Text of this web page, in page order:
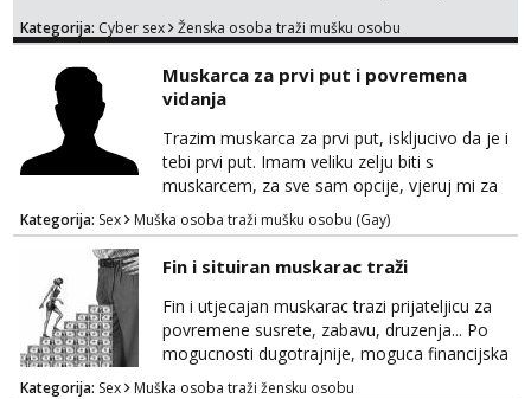
poslije kada se bolje znamo i videopoziv i
Idealno ne nešto jednokratno već
dogovoreno i na dulje vrijeme. Malo jesam
sramežljiva ali potrudit ću se da budeš
zadovoljan i da imaš nekog za svakodn...
Kategorija: Cyber sex Ženska osoba traži mušku osobu
Muskarca za prvi put i povremena
vidanja
Trazim muskarca za prvi put, iskljucivo da je i
tebi prvi put. Imam veliku zelju biti s
muskarcem, za sve sam opcije, vjeruj mi za
sve…pasiv/aktiv/pusenje/ najlonke…ako bude
dobro mozemo nastaviti povremena vidanja
uz maksimalnu diskreciju,sto bude u sobi
tamo i ostaje. Jace sam grade 180cm 110kg.
Ozenjen, uz dogovor o lokaciji i vremenu ja
rjesavam apartman/hotel. Odgovara mi cijela
kontinentalna...
Kategorija: Sex Muška osoba traži mušku osobu (Gay)
Fin i situiran muskarac traži
Fin i utjecajan muskarac trazi prijateljicu za
povremene susrete, zabavu, druzenja... Po
mogucnosti dugotrajnije, moguca financijska
potpora!
Kategorija: Sex Muška osoba traži žensku osobu